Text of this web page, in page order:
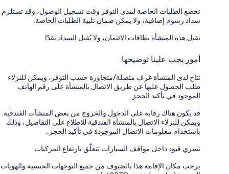
تخضع الطلبات الخاصة لمدى التوفر وقت تسجيل الوصول، وقد تستلزم
سداد رسوم إضافية، ولا يمكن ضمان تلبية الطلبات الخاصة.
تقبل هذه المنشأة بطاقات الائتمان، ولا يُقبل السداد نقدًا
أمور يجب علينا توضيحها
تتاح لدى المنشأة غرف متصلة/متجاورة حسب التوفر، ويمكن للنزلاء
طلب الحصول عليها عن طريق الاتصال بالمنشأة على رقم الهاتف
الموجود في تأكيد الحجز.
قد يكون هناك رقابة على الدخول والخروج من بعض المنشآت الفندقية.
ويمكن للنزلاء الاتصال بالمنشأة الفندقية للاطلاع على التفاصيل، وذلك
باستخدام معلومات الاتصال الموجودة في تأكيد الحجز.
تسري قيود داخل مواقف السيارات تتعلّق بارتفاع المركبات
يرحب مكان الإقامة هذا بالضيوف من جميع التوجهات الجنسية والهويات